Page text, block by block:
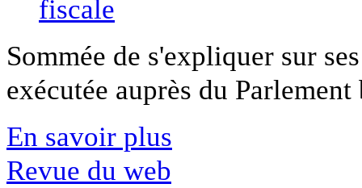
Sommée de s'expliquer sur
exécutée auprès du
En savoir plus
Revue du web